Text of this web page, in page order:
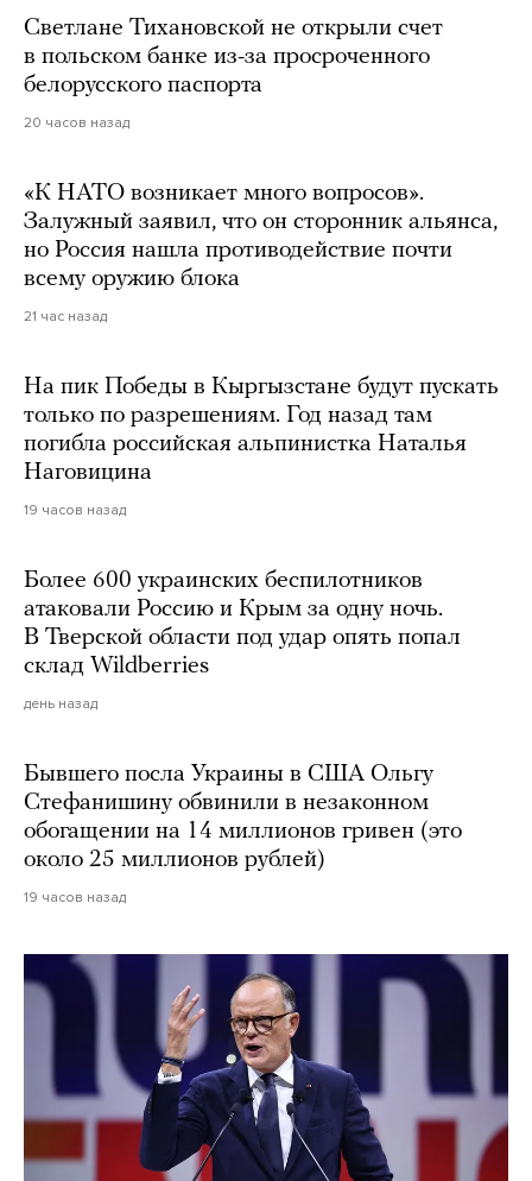
Светлане Тихановской не открыли счет
в польском банке из-за просроченного
белорусского паспорта
20 часов назад
«К НАТО возникает много вопросов».
Залужный заявил, что он сторонник альянса,
но Россия нашла противодействие почти
всему оружию блока
21 час назад
На пик Победы в Кыргызстане будут пускать
только по разрешениям. Год назад там
погибла российская альпинистка Наталья
Наговицина
19 часов назад
Более 600 украинских беспилотников
атаковали Россию и Крым за одну ночь.
В Тверской области под удар опять попал
склад Wildberries
день назад
Бывшего посла Украины в США Ольгу
Стефанишину обвинили в незаконном
обогащении на 14 миллионов гривен (это
около 25 миллионов рублей)
19 часов назад